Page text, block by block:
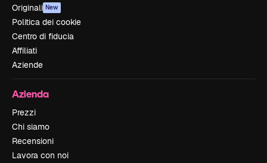
Originali New
Politica dei cookie
Centro di fiducia
Affiliati
Aziende
Azienda
Prezzi
Chi siamo
Recensioni
Lavora con noi